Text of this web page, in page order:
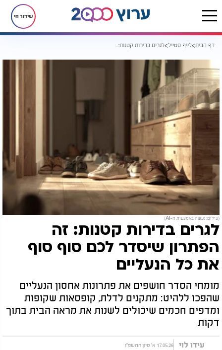
שידור חי
דף הבית לייף סטייל לגרים בדירות קטנות: זה הפתרון שיסדר לכם סוף סוף את כל הנעליים
(צילום: נעשה באמצעות ה-AI)
לגרים בדירות קטנות: זה
הפתרון שיסדר לכם סוף סוף
את כל הנעליים
מומחי הסדר חושפים את פתרונות אחסון הנעליים
שהפכו ללהיט: מתקנים לדלת, קופסאות שקופות
ומדפים חכמים שיכולים לשנות את מראה הבית בתוך
דקות
עידו לוי 17.05.26 א' סיון התשפ"ו